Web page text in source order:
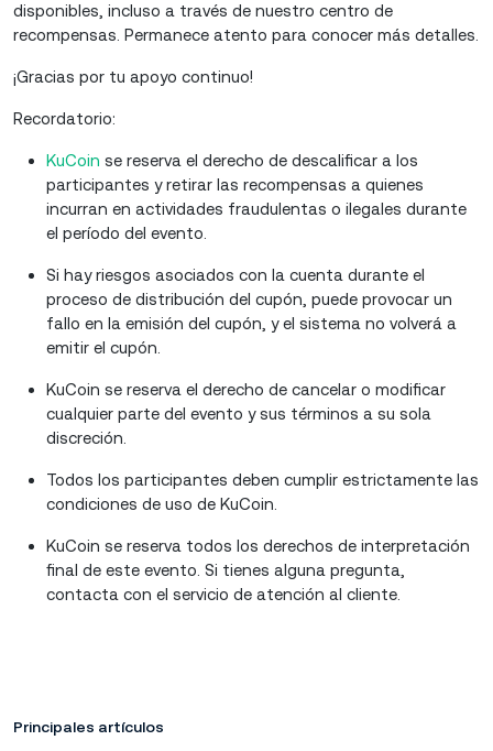
disponibles, incluso a través de nuestro centro de
recompensas. Permanece atento para conocer más detalles.
¡Gracias por tu apoyo continuo!
Recordatorio:
KuCoin se reserva el derecho de descalificar a los
participantes y retirar las recompensas a quienes
incurran en actividades fraudulentas o ilegales durante
el período del evento.
Si hay riesgos asociados con la cuenta durante el
proceso de distribución del cupón, puede provocar un
fallo en la emisión del cupón, y el sistema no volverá a
emitir el cupón.
KuCoin se reserva el derecho de cancelar o modificar
cualquier parte del evento y sus términos a su sola
discreción.
Todos los participantes deben cumplir estrictamente las
condiciones de uso de KuCoin.
KuCoin se reserva todos los derechos de interpretación
final de este evento. Si tienes alguna pregunta,
contacta con el servicio de atención al cliente.
Principales artículos